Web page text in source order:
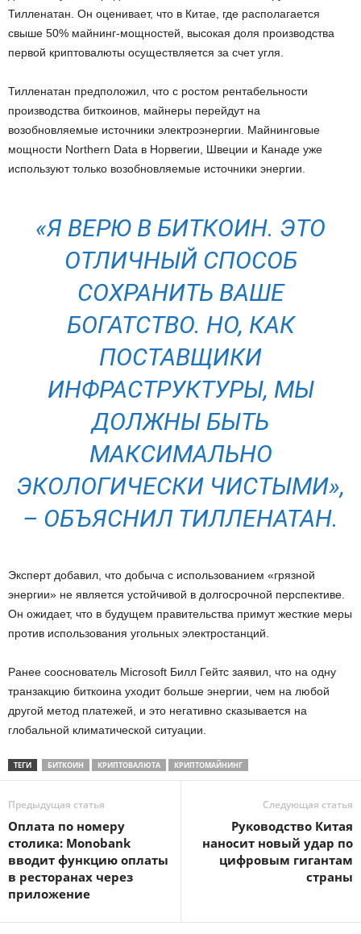
Тилленатан. Он оценивает, что в Китае, где располагается
свыше 50% майнинг-мощностей, высокая доля производства
первой криптовалюты осуществляется за счет угля.
Тилленатан предположил, что с ростом рентабельности
производства биткоинов, майнеры перейдут на
возобновляемые источники электроэнергии. Майнинговые
мощности Northern Data в Норвегии, Швеции и Канаде уже
используют только возобновляемые источники энергии.
«Я ВЕРЮ В БИТКОИН. ЭТО
ОТЛИЧНЫЙ СПОСОБ
СОХРАНИТЬ ВАШЕ
БОГАТСТВО. НО, КАК
ПОСТАВЩИКИ
ИНФРАСТРУКТУРЫ, МЫ
ДОЛЖНЫ БЫТЬ
МАКСИМАЛЬНО
ЭКОЛОГИЧЕСКИ ЧИСТЫМИ»,
– ОБЪЯСНИЛ ТИЛЛЕНАТАН.
Эксперт добавил, что добыча с использованием «грязной
энергии» не является устойчивой в долгосрочной перспективе.
Он ожидает, что в будущем правительства примут жесткие меры
против использования угольных электростанций.
Ранее сооснователь Microsoft Билл Гейтс заявил, что на одну
транзакцию биткоина уходит больше энергии, чем на любой
другой метод платежей, и это негативно сказывается на
глобальной климатической ситуации.
ТЕГИ БИТКОИН КРИПТОВАЛЮТА КРИПТОМАЙНИНГ
Предыдущая статья
Оплата по номеру
столика: Monobank
вводит функцию оплаты
в ресторанах через
приложение
Следующая статья
Руководство Китая
наносит новый удар по
цифровым гигантам
страны